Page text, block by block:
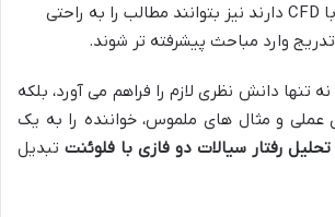
آشنایی کمتری با CFD دارند نیز بتوانند مطالب را به راحتی
وارد مباحث پیشرفته تر شوند.
تنها دانش نظری لازم را فراهم می آورد، بلکه
عملی و مثال های ملموس، خواننده را به یک
تحلیل رفتار سیالات دو فازی با فلوئنت تبدیل